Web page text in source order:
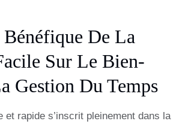
Bénéfique De La
Sur Le Bien-
Gestion Du Temps
et rapide s’inscrit pleinement dans la